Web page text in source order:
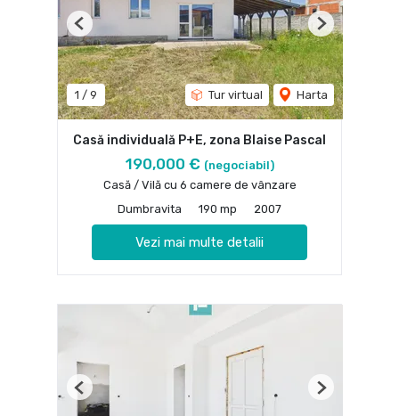
1 / 9 Tur virtual Harta
Previous Next
Casă individuală P+E, zona Blaise Pascal
190,000 € (negociabil)
Casă / Vilă cu 6 camere de vânzare
Dumbravita
190 mp 2007
Vezi mai multe detalii
Previous Next